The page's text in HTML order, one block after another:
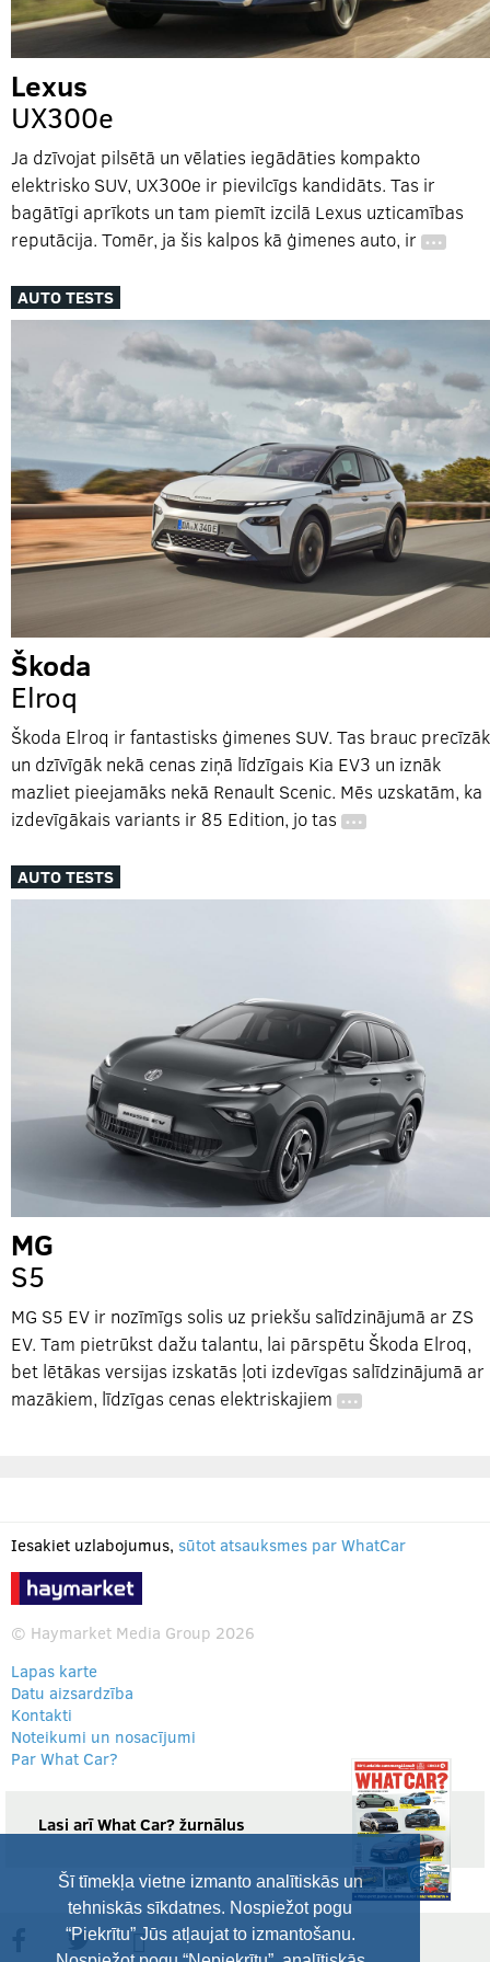
Šī tīmekļa vietne izmanto analītiskās un
tehniskās sīkdatnes. Nospiežot pogu
“Piekrītu” Jūs atļaujat to izmantošanu.
Lexus
UX300e
Ja dzīvojat pilsētā un vēlaties iegādāties kompakto
elektrisko SUV, UX300e ir pievilcīgs kandidāts. Tas ir
bagātīgi aprīkots un tam piemīt izcilā Lexus uzticamības
reputācija. Tomēr, ja šis kalpos kā ģimenes auto, ir …
AUTO TESTS
Škoda
Elroq
Škoda Elroq ir fantastisks ģimenes SUV. Tas brauc precīzāk
un dzīvīgāk nekā cenas ziņā līdzīgais Kia EV3 un iznāk
mazliet pieejamāks nekā Renault Scenic. Mēs uzskatām, ka
izdevīgākais variants ir 85 Edition, jo tas …
AUTO TESTS
MG
S5
MG S5 EV ir nozīmīgs solis uz priekšu salīdzinājumā ar ZS
EV. Tam pietrūkst dažu talantu, lai pārspētu Škoda Elroq,
bet lētākas versijas izskatās ļoti izdevīgas salīdzinājumā ar
mazākiem, līdzīgas cenas elektriskajiem …
Iesakiet uzlabojumus, sūtot atsauksmes par WhatCar
© Haymarket Media Group 2026
Lapas karte
Datu aizsardzība
Kontakti
Noteikumi un nosacījumi
Par What Car?
Lasi arī What Car? žurnālus